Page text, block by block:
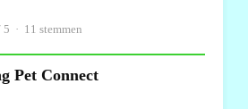
5 · 11 stemmen
Pet Connect